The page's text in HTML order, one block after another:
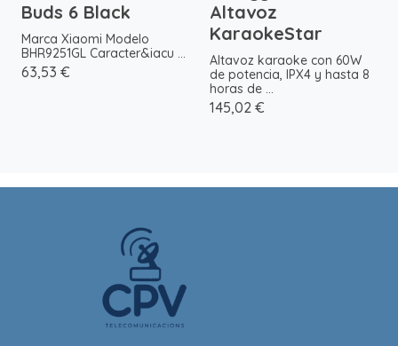
Buds 6 Black
Marca Xiaomi Modelo
BHR9251GL Caracter&iacu ...
63,53 €
Altavoz
KaraokeStar
Altavoz karaoke con 60W
de potencia, IPX4 y hasta 8
horas de ...
145,02 €